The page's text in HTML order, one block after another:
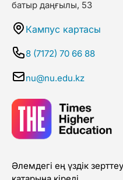
батыр даңғылы, 53
Кампус картасы
8 (7172) 70 66 88
nu@nu.edu.kz
Әлемдегі ең үздік